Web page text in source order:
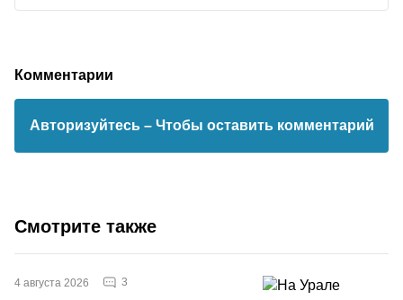
Комментарии
Авторизуйтесь – Чтобы оставить комментарий
Смотрите также
4 августа 2026 3